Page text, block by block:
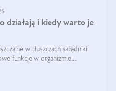
działają i kiedy warto je
w tłuszczach składniki
funkcje w organizmie.